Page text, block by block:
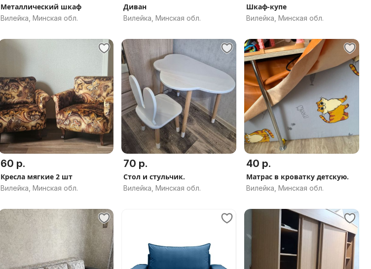
Металлический шкаф
Вилейка, Минская обл.
Диван
Вилейка, Минская обл.
Шкаф-купе
Вилейка, Минская обл.
60 р.
Кресла мягкие 2 шт
Вилейка, Минская обл.
70 р.
Стол и стульчик.
Вилейка, Минская обл.
40 р.
Матрас в кроватку детскую.
Вилейка, Минская обл.